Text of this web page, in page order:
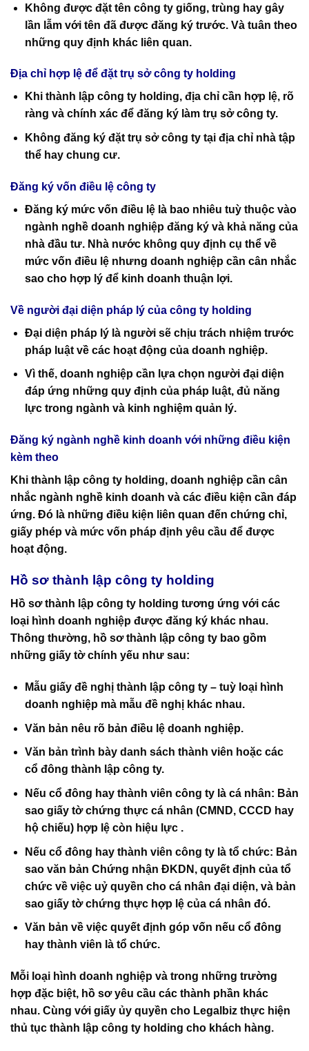
Không được đặt tên công ty giống, trùng hay gây
lần lẫm với tên đã được đăng ký trước. Và tuân theo
những quy định khác liên quan.
Địa chỉ hợp lệ để đặt trụ sở công ty holding
Khi thành lập công ty holding, địa chỉ cần hợp lệ, rõ
ràng và chính xác để đăng ký làm trụ sở công ty.
Không đăng ký đặt trụ sở công ty tại địa chỉ nhà tập
thể hay chung cư.
Đăng ký vốn điều lệ công ty
Đăng ký mức vốn điều lệ là bao nhiêu tuỳ thuộc vào
ngành nghề doanh nghiệp đăng ký và khả năng của
nhà đầu tư. Nhà nước không quy định cụ thể về
mức vốn điều lệ nhưng doanh nghiệp cần cân nhắc
sao cho hợp lý để kinh doanh thuận lợi.
Về người đại diện pháp lý của công ty holding
Đại diện pháp lý là người sẽ chịu trách nhiệm trước
pháp luật về các hoạt động của doanh nghiệp.
Vì thế, doanh nghiệp cần lựa chọn người đại diện
đáp ứng những quy định của pháp luật, đủ năng
lực trong ngành và kinh nghiệm quản lý.
Đăng ký ngành nghề kinh doanh với những điều kiện
kèm theo
Khi thành lập công ty holding, doanh nghiệp cần cân
nhắc ngành nghề kinh doanh và các điều kiện cần đáp
ứng. Đó là những điều kiện liên quan đến chứng chỉ,
giấy phép và mức vốn pháp định yêu cầu để được
hoạt động.
Hồ sơ thành lập công ty holding
Hồ sơ thành lập công ty holding tương ứng với các
loại hình doanh nghiệp được đăng ký khác nhau.
Thông thường, hồ sơthành lập công ty bao gồm
những giấy tờ chính yếu như sau:
Mẫu giấy đề nghị thành lập công ty – tuỳ loại hình
doanh nghiệp mà mẫu đề nghị khác nhau.
Văn bản nêu rõ bản điều lệ doanh nghiệp.
Văn bản trình bày danh sách thành viên hoặc các
cổ đông thành lập công ty.
Nếu cổ đông hay thành viên công ty là cá nhân: Bản
sao giấy tờ chứng thực cá nhân (CMND, CCCD hay
hộ chiếu) hợp lệ còn hiệu lực .
Nếu cổ đông hay thành viên công ty là tổ chức: Bản
sao văn bản Chứng nhận ĐKDN, quyết định của tổ
chức về việc uỷ quyền cho cá nhân đại diện, và bản
sao giấy tờ chứng thực hợp lệ của cá nhân đó.
Văn bản về việc quyết định góp vốn nếu cổ đông
hay thành viên là tổ chức.
Mỗi loại hình doanh nghiệp và trong những trường
hợp đặc biệt, hồ sơ yêu cầu các thành phần khác
nhau. Cùng với giấy ủy quyền cho Legalbiz thực hiện
thủ tục thành lập công ty holding cho khách hàng.